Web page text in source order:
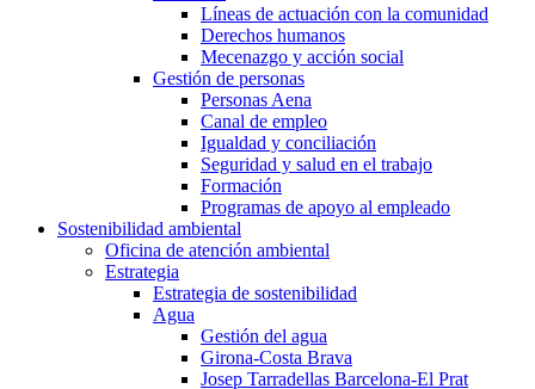
Líneas de actuación con la comunidad
Derechos humanos
Mecenazgo y acción social
Gestión de personas
Personas Aena
Canal de empleo
Igualdad y conciliación
Seguridad y salud en el trabajo
Formación
Programas de apoyo al empleado
Sostenibilidad ambiental
Oficina de atención ambiental
Estrategia
Estrategia de sostenibilidad
Agua
Gestión del agua
Girona-Costa Brava
Josep Tarradellas Barcelona-El Prat